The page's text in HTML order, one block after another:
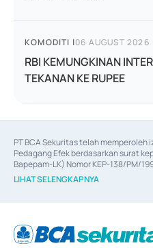
KOMODITI |06 AUGUST 2026
RBI KEMUNGKINAN
TEKANAN KE RUPEE
PT BCA Sekuritas telah memperoleh
Pedagang Efek berdasarkan surat
Bapepam-LK) Nomor KEP-138/PM/
06/D.04/2014 tanggal 28 Februari
Efek berdasarkan surat keputusan
berdasarkan surat keputusan
67/PM.21/2017 tanggal 3 Februari
LIHAT SELENGKAPNYA